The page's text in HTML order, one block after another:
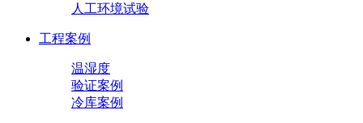
人工环境试验
工程案例
温湿度
验证案例
冷库案例